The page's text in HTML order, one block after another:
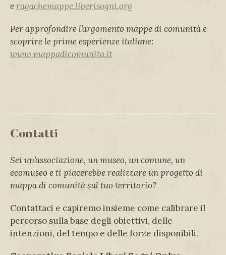
eragachemappe.liberisogni.org
Per approfondire l’argomento mappe di comunità e
scoprire le prime esperienze italiane:
www.mappadicomunita.it
Contatti
Sei un’associazione, un museo, un comune, un
ecomuseo e ti piacerebbe realizzare un progetto di
mappa di comunità sul tuo territorio?
Contattaci e capiremo insieme come calibrare il
percorso sulla base degli obiettivi, delle
intenzioni, del tempo e delle forze disponibili.